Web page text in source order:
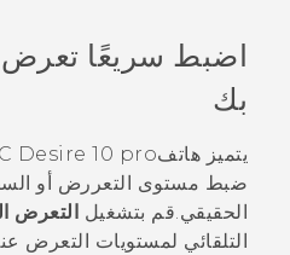
VIVERSE
البرامج + التطبيقات
الدعم
أجهزة HTC والملحقات
اضبط سريعًا تعرض
بك
يتميز هاتفDesire 10 pro
ضبط مستوى التعررض أو
الحقيقي.قم بتشغيل
التعرض
التلقائي لمستويات التعرض